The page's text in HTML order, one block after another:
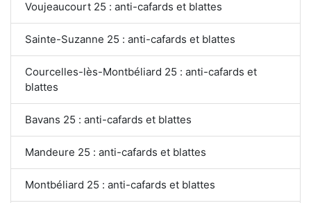
Voujeaucourt 25 : anti-cafards et blattes
Sainte-Suzanne 25 : anti-cafards et blattes
Courcelles-lès-Montbéliard 25 : anti-cafards et
blattes
Bavans 25 : anti-cafards et blattes
Mandeure 25 : anti-cafards et blattes
Montbéliard 25 : anti-cafards et blattes